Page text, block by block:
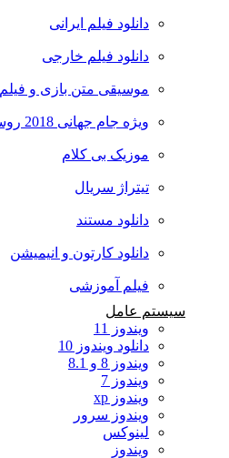
دانلود فیلم ایرانی
دانلود فیلم خارجی
موسیقی متن بازی و فیلم
ویژه جام جهانی 2018 روسیه
موزیک بی کلام
تیتراژ سریال
دانلود مستند
دانلود کارتون و انیمیشن
فیلم آموزشی
سیستم عامل
ویندوز 11
دانلود ویندوز 10
ویندوز 8 و 8.1
ویندوز 7
ویندوز xp
ویندوز سرور
لینوکس
ویندوز